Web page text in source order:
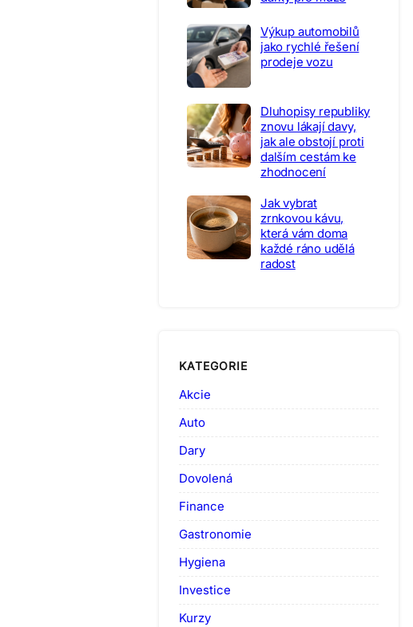
Výkup automobilů
jako rychlé řešení
prodeje vozu
Dluhopisy republiky
znovu lákají davy,
jak ale obstojí proti
dalším cestám ke
zhodnocení
Jak vybrat
zrnkovou kávu,
která vám doma
každé ráno udělá
radost
KATEGORIE
Akcie
Auto
Dary
Dovolená
Finance
Gastronomie
Hygiena
Investice
Kurzy